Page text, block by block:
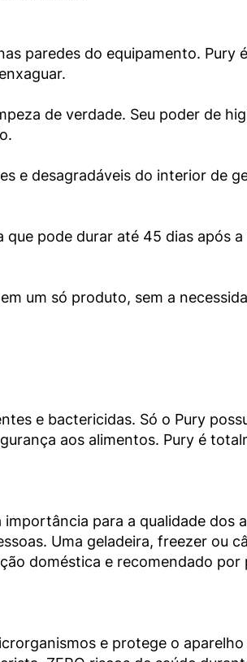
paredes do equipamento.
de verdade. Seu poder de
e desagradáveis do interior de
que pode durar até 45 dias após
um só produto, sem a
e bactericidas. Só o Pury
aos alimentos. Pury é
para a qualidade
Uma geladeira, freezer ou
doméstica e recomendado por
e protege o